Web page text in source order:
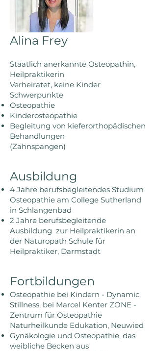
Alina Frey
Staatlich anerkannte Osteopathin,
Heilpraktikerin
Verheiratet, keine Kinder
Schwerpunkte
Osteopathie
Kinderosteopathie
Begleitung von kieferorthopädischen
Behandlungen
(Zahnspangen)
Ausbildung
4 Jahre berufsbegleitendes Studium
Osteopathie am College Sutherland
in Schlangenbad
2 Jahre berufsbegleitende
Ausbildung zur Heilpraktikerin an
der Naturopath Schule für
Heilpraktiker, Darmstadt
Fortbildungen
Osteopathie bei Kindern - Dynamic
Stillness, bei Marcel Kenter ZONE -
Zentrum für Osteopathie
Naturheilkunde Edukation, Neuwied
Gynäkologie und Osteopathie, das
weibliche Becken aus